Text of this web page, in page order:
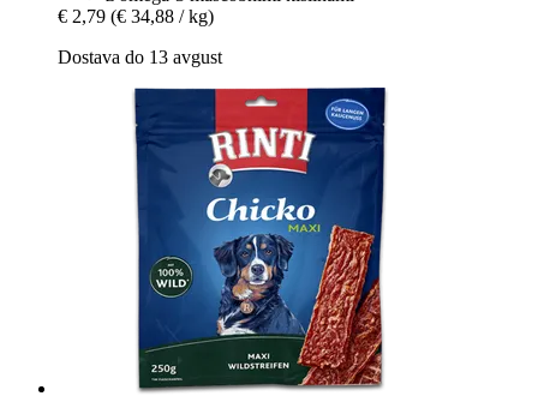
€ 2,79 (€ 34,88 / kg)
Dostava do 13 avgust